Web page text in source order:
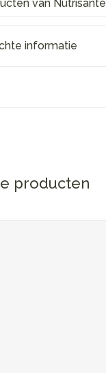
van Nutrisante
informatie
producten